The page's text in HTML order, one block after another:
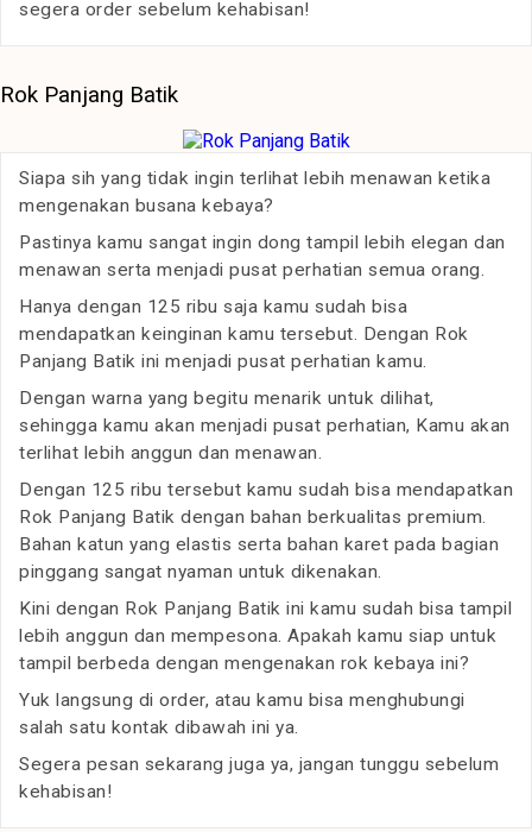
segera order sebelum kehabisan!
Rok Panjang Batik
Siapa sih yang tidak ingin terlihat lebih menawan ketika
mengenakan busana kebaya?
Pastinya kamu sangat ingin dong tampil lebih elegan dan
menawan serta menjadi pusat perhatian semua orang.
Hanya dengan 125 ribu saja kamu sudah bisa
mendapatkan keinginan kamu tersebut. Dengan Rok
Panjang Batik ini menjadi pusat perhatian kamu.
Dengan warna yang begitu menarik untuk dilihat,
sehingga kamu akan menjadi pusat perhatian, Kamu akan
terlihat lebih anggun dan menawan.
Dengan 125 ribu tersebut kamu sudah bisa mendapatkan
Rok Panjang Batik dengan bahan berkualitas premium.
Bahan katun yang elastis serta bahan karet pada bagian
pinggang sangat nyaman untuk dikenakan.
Kini dengan Rok Panjang Batik ini kamu sudah bisa tampil
lebih anggun dan mempesona. Apakah kamu siap untuk
tampil berbeda dengan mengenakan rok kebaya ini?
Yuk langsung di order, atau kamu bisa menghubungi
salah satu kontak dibawah ini ya.
Segera pesan sekarang juga ya, jangan tunggu sebelum
kehabisan!